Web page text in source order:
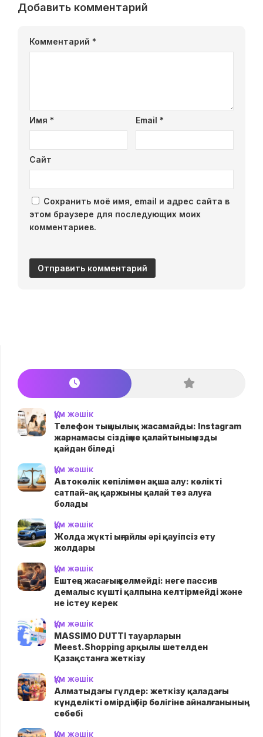
Добавить комментарий
Комментарий *
Имя * Email *
Сайт
Сохранить моё имя, email и адрес сайта в
этом браузере для последующих моих
комментариев.
Құм жәшік
Телефон тыңшылық жасамайды: Instagram
жарнамасы сіздің не қалайтыныңызды
қайдан біледі
Құм жәшік
Автокөлік кепілімен ақша алу: көлікті
сатпай-ақ қаржыны қалай тез алуға
болады
Құм жәшік
Жолда жүктi ыңғайлы әрі қауіпсіз ету
жолдары
Құм жәшік
Ештеңе жасағың келмейді: неге пассив
демалыс күшті қалпына келтірмейді және
не істеу керек
Құм жәшік
MASSIMO DUTTI тауарларын
Meest.Shopping арқылы шетелден
Қазақстанға жеткізу
Құм жәшік
Алматыдағы гүлдер: жеткізу қаладағы
күнделікті өмірдің бір бөлігіне айналғанының
себебі
Құм жәшік